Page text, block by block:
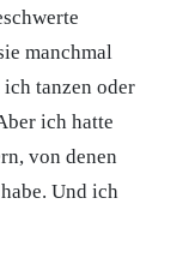
manchmal
tanzen oder
ich hatte
von denen
Und ich